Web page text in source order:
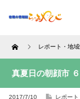
Home レポート・地
真夏日の朝顔市
2017/7/10 レポー